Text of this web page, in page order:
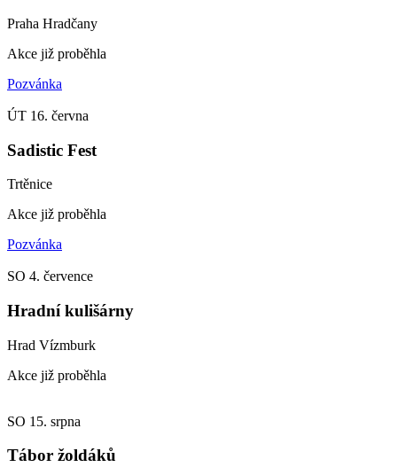
Praha Hradčany
Akce již proběhla
Pozvánka
ÚT 16. června
Sadistic Fest
Trtěnice
Akce již proběhla
Pozvánka
SO 4. července
Hradní kulišárny
Hrad Vízmburk
Akce již proběhla
SO 15. srpna
Tábor žoldáků